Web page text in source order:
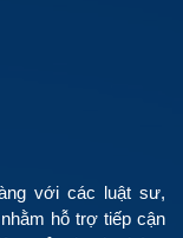
với các luật sư,
hỗ trợ tiếp cận